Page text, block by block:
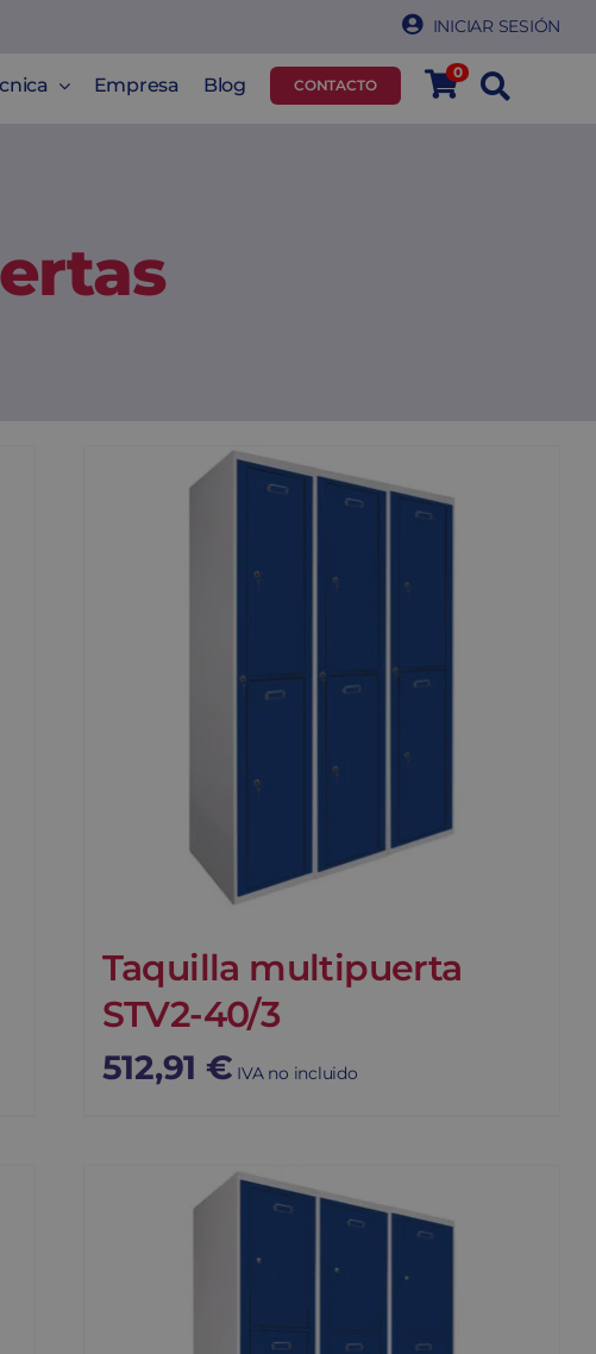
INICIAR SESIÓN
Empresa Blog CONTACTO
0
Taquilla multipuerta
STV2-40/3
512,91 € IVA no incluido